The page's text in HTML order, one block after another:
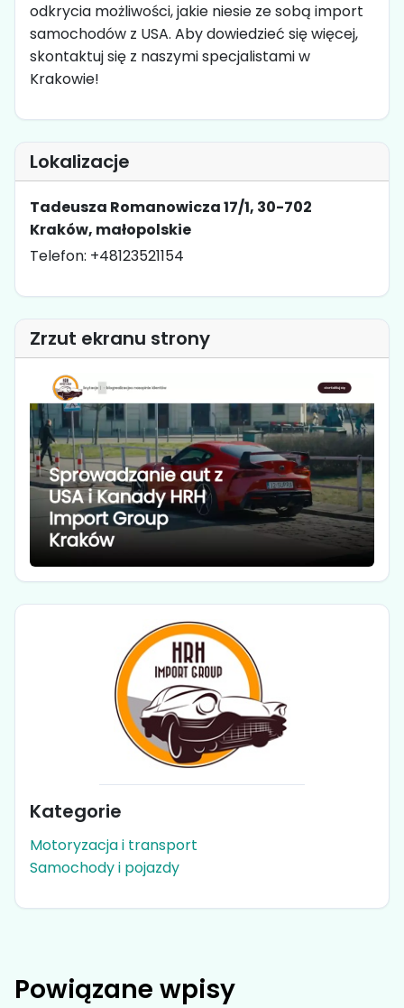
odkrycia możliwości, jakie niesie ze sobą import
samochodów z USA. Aby dowiedzieć się więcej,
skontaktuj się z naszymi specjalistami w
Krakowie!
Lokalizacje
Tadeusza Romanowicza 17/1, 30-702
Kraków, małopolskie
Telefon: +48123521154
Zrzut ekranu strony
Kategorie
Motoryzacja i transport
Samochody i pojazdy
Powiązane wpisy